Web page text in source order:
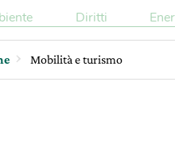
Diritti
Mobilità e turismo